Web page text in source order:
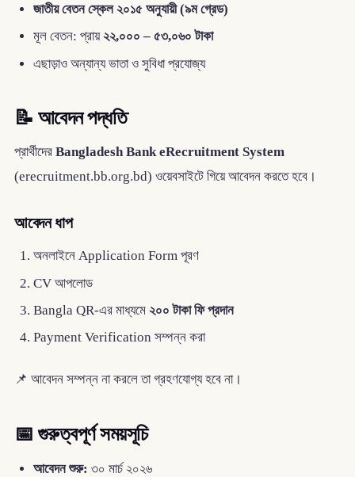
জাতীয় বেতন স্কেল ২০১৫ অনুযায়ী (৯ম গ্রেড)
মূল বেতন: প্রায়২২,০০০ – ৫৩,০৬০ টাকা
এছাড়াও অন্যান্য ভাতা ও সুবিধা প্রযোজ্য
📝 আবেদন পদ্ধতি
প্রার্থীদের Bangladesh Bank eRecruitment System
(erecruitment.bb.org.bd) ওয়েবসাইটে গিয়ে আবেদন করতে হবে।
আবেদন ধাপ
অনলাইনে Application Form পূরণ
CV আপলোড
Bangla QR-এর মাধ্যমে ২০০ টাকা ফি প্রদান
Payment Verification সম্পন্ন করা
📌 আবেদন সম্পন্ন না করলে তা গ্রহণযোগ্য হবে না।
📅 গুরুত্বপূর্ণ সময়সূচি
আবেদন শুরু: ৩০ মার্চ ২০২৬